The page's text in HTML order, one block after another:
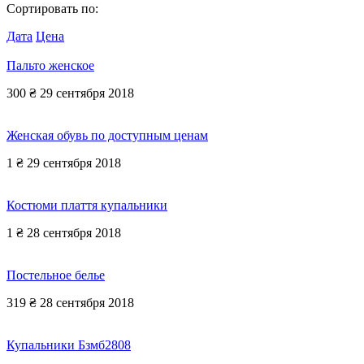
Сортировать по:
Дата Цена
Пальто женское
300 ₴ 29 сентября 2018
Женская обувь по доступным ценам
1 ₴ 29 сентября 2018
Костюми плаття купальники
1 ₴ 28 сентября 2018
Постельное белье
319 ₴ 28 сентября 2018
Купальники Бзмб2808